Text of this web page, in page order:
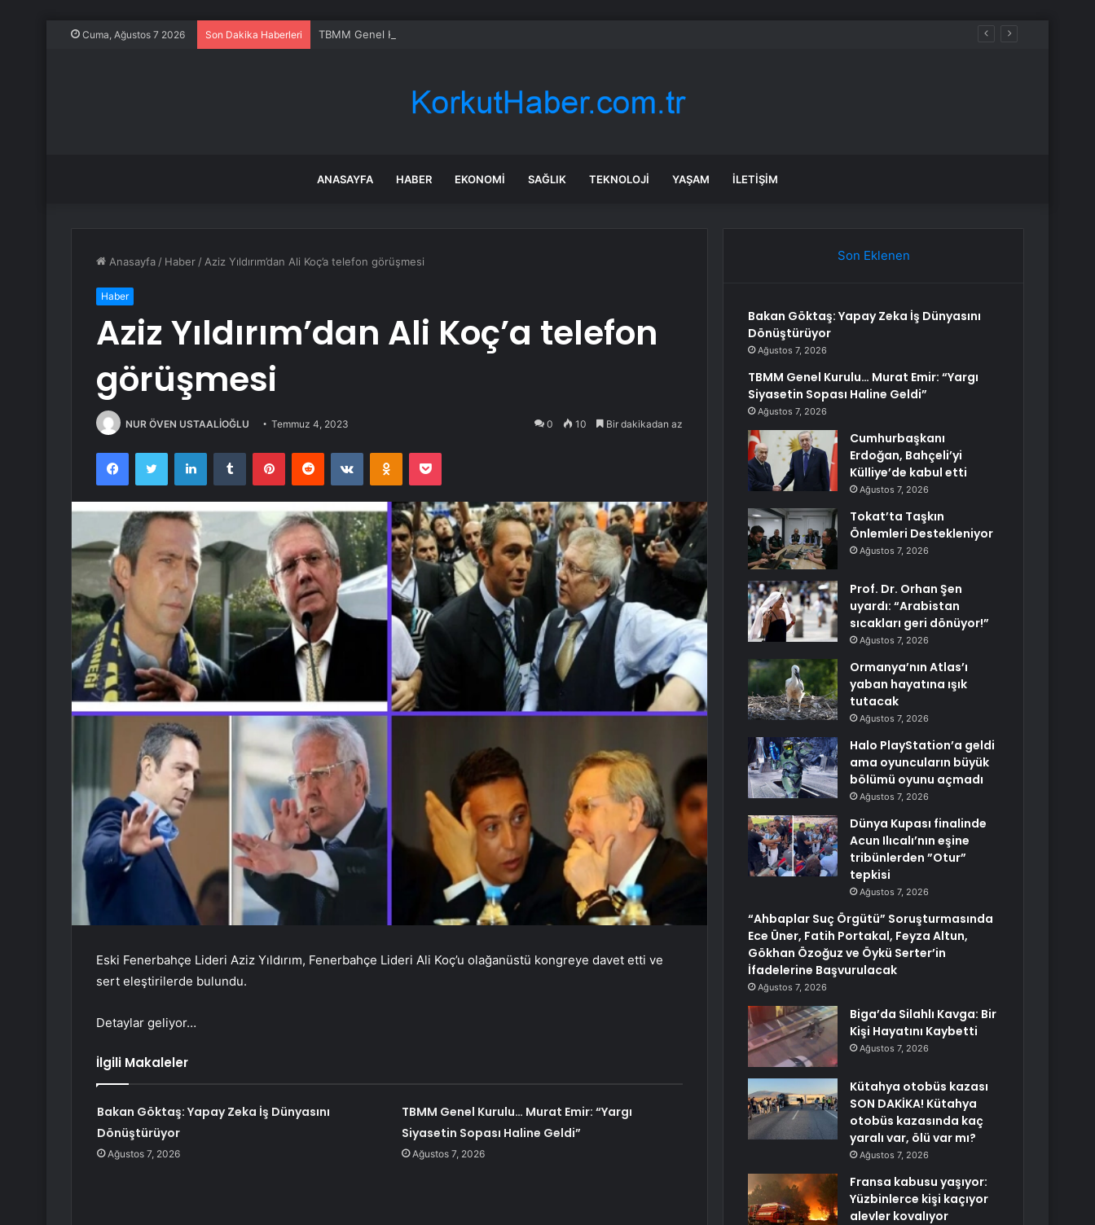
Cuma, Ağustos 7 2026 Son Dakika Haberleri TBMM Genel Kurulu… Murat Emir: “Yargı Siyasetin Sopası Haline Geldi”
ANASAYFA HABER EKONOMI SAĞLIK TEKNOLOJI YAŞAM İLETIŞIM
Anasayfa / Haber / Aziz Yıldırım’dan Ali Koç’a telefon görüşmesi
Haber
Aziz Yıldırım’dan Ali Koç’a telefon
görüşmesi
NUR ÖVEN USTAALİOĞLU Temmuz 4, 2023 0 10 Bir dakikadan az
FacebookTwitter LinkedInTumblr PinterestReddit VKontakteOdnoklassniki
Pocket
Eski Fenerbahçe Lideri Aziz Yıldırım, Fenerbahçe Lideri Ali Koç’u olağanüstü kongreye davet etti ve
sert eleştirilerde bulundu.
Detaylar geliyor…
İlgili Makaleler
Bakan Göktaş: Yapay Zeka İş Dünyasını
Dönüştürüyor
Ağustos 7, 2026
TBMM Genel Kurulu… Murat Emir: “Yargı
Siyasetin Sopası Haline Geldi”
Ağustos 7, 2026
Son Eklenen
Bakan Göktaş: Yapay Zeka İş Dünyasını
Dönüştürüyor
Ağustos 7, 2026
TBMM Genel Kurulu… Murat Emir: “Yargı
Siyasetin Sopası Haline Geldi”
Ağustos 7, 2026
Cumhurbaşkanı
Erdoğan, Bahçeli’yi
Külliye’de kabul etti
Ağustos 7, 2026
Tokat’ta Taşkın
Önlemleri Destekleniyor
Ağustos 7, 2026
Prof. Dr. Orhan Şen
uyardı: “Arabistan
sıcakları geri dönüyor!”
Ağustos 7, 2026
Ormanya’nın Atlas’ı
yaban hayatına ışık
tutacak
Ağustos 7, 2026
Halo PlayStation’a geldi
ama oyuncuların büyük
bölümü oyunu açmadı
Ağustos 7, 2026
Dünya Kupası finalinde
Acun Ilıcalı’nın eşine
tribünlerden ”Otur”
tepkisi
Ağustos 7, 2026
“Ahbaplar Suç Örgütü” Soruşturmasında
Ece Üner, Fatih Portakal, Feyza Altun,
Gökhan Özoğuz ve Öykü Serter’in
İfadelerine Başvurulacak
Ağustos 7, 2026
Biga’da Silahlı Kavga: Bir
Kişi Hayatını Kaybetti
Ağustos 7, 2026
Kütahya otobüs kazası
SON DAKİKA! Kütahya
otobüs kazasında kaç
yaralı var, ölü var mı?
Ağustos 7, 2026
Fransa kabusu yaşıyor:
Yüzbinlerce kişi kaçıyor
alevler kovalıyor